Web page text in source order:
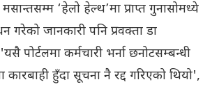
‘हेलो हेल्थ’मा प्राप्त गुनासोमध्ये
गरेको जानकारी पनि प्रवक्ता डा
पोर्टलमा कर्मचारी भर्ना छनोटसम्बन्धी
कारबाही हुँदा सूचना नै रद्द गरिएको थियो',